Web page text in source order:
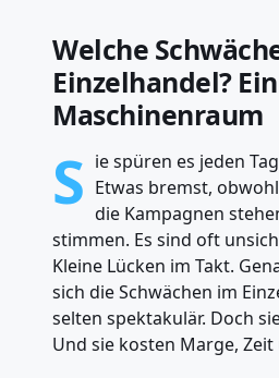
Welche
Einzelhandel?
Maschinenraum
S ie spüren es jeden
Etwas bremst,
die Kampagnen
stimmen. Es sind oft
Kleine Lücken im Takt.
sich die Schwächen im
selten spektakulär. Doch
Und sie kosten Marge,